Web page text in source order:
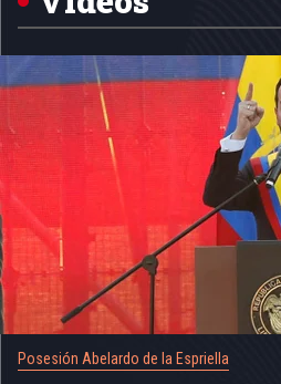
Posesión Abelardo de la Espriella